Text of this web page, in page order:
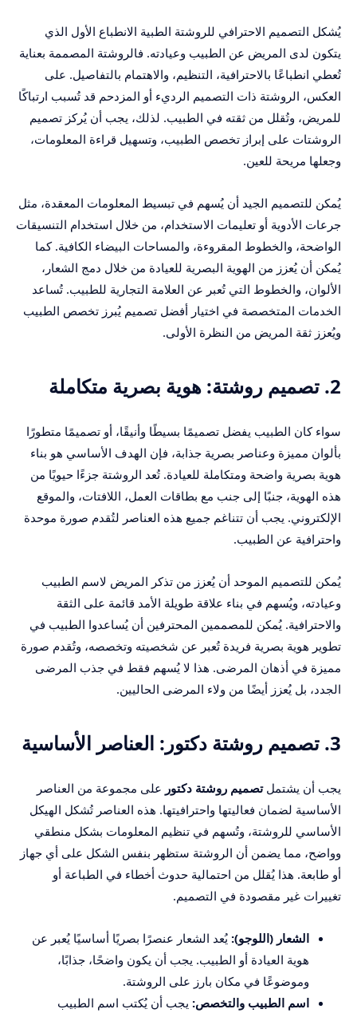
يُشكل التصميم الاحترافي للروشتة الطبية الانطباع الأول الذي
يتكون لدى المريض عن الطبيب وعيادته. فالروشتة المصممة بعناية
تُعطي انطباعًا بالاحترافية، التنظيم، والاهتمام بالتفاصيل. على
العكس، الروشتة ذات التصميم الرديء أو المزدحم قد تُسبب ارتباكًا
للمريض، وتُقلل من ثقته في الطبيب. لذلك، يجب أن يُركز تصميم
الروشتات على إبراز تخصص الطبيب، وتسهيل قراءة المعلومات،
وجعلها مريحة للعين.
يُمكن للتصميم الجيد أن يُسهم في تبسيط المعلومات المعقدة، مثل
جرعات الأدوية أو تعليمات الاستخدام، من خلال استخدام التنسيقات
الواضحة، والخطوط المقروءة، والمساحات البيضاء الكافية. كما
يُمكن أن يُعزز من الهوية البصرية للعيادة من خلال دمج الشعار،
الألوان، والخطوط التي تُعبر عن العلامة التجارية للطبيب. تُساعد
الخدمات المتخصصة في اختيار أفضل تصميم يُبرز تخصص الطبيب
ويُعزز ثقة المريض من النظرة الأولى.
2. تصميم روشتة: هوية بصرية متكاملة
سواء كان الطبيب يفضل تصميمًا بسيطًا وأنيقًا، أو تصميمًا متطورًا
بألوان مميزة وعناصر بصرية جذابة، فإن الهدف الأساسي هو بناء
هوية بصرية واضحة ومتكاملة للعيادة. تُعد الروشتة جزءًا حيويًا من
هذه الهوية، جنبًا إلى جنب مع بطاقات العمل، اللافتات، والموقع
الإلكتروني. يجب أن تتناغم جميع هذه العناصر لتُقدم صورة موحدة
واحترافية عن الطبيب.
يُمكن للتصميم الموحد أن يُعزز من تذكر المريض لاسم الطبيب
وعيادته، ويُسهم في بناء علاقة طويلة الأمد قائمة على الثقة
والاحترافية. يُمكن للمصممين المحترفين أن يُساعدوا الطبيب في
تطوير هوية بصرية فريدة تُعبر عن شخصيته وتخصصه، وتُقدم صورة
مميزة في أذهان المرضى. هذا لا يُسهم فقط في جذب المرضى
الجدد، بل يُعزز أيضًا من ولاء المرضى الحاليين.
3. تصميم روشتة دكتور: العناصر الأساسية
يجب أن يشتملتصميم روشتة دكتور على مجموعة من العناصر
الأساسية لضمان فعاليتها واحترافيتها. هذه العناصر تُشكل الهيكل
الأساسي للروشتة، وتُسهم في تنظيم المعلومات بشكل منطقي
وواضح، مما يضمن أن الروشتة ستظهر بنفس الشكل على أي جهاز
أو طابعة. هذا يُقلل من احتمالية حدوث أخطاء في الطباعة أو
تغييرات غير مقصودة في التصميم.
الشعار (اللوجو): يُعد الشعار عنصرًا بصريًا أساسيًا يُعبر عن
هوية العيادة أو الطبيب. يجب أن يكون واضحًا، جذابًا،
وموضوعًا في مكان بارز على الروشتة.
اسم الطبيب والتخصص: يجب أن يُكتب اسم الطبيب